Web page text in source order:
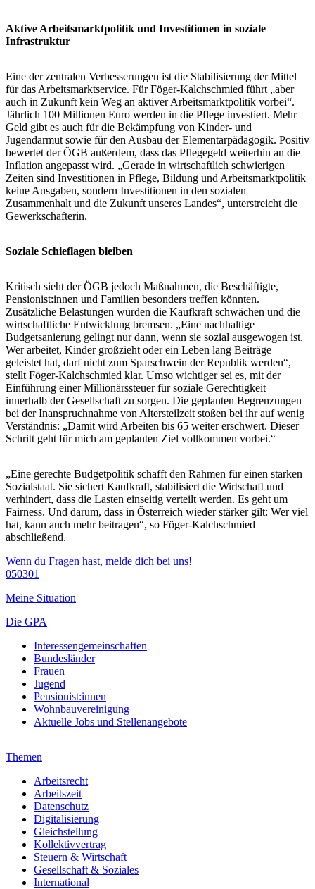
Aktive Arbeitsmarktpolitik und Investitionen in soziale
Infrastruktur
Eine der zentralen Verbesserungen ist die Stabilisierung der Mittel
für das Arbeitsmarktservice. Für Föger-Kalchschmied führt „aber
auch in Zukunft kein Weg an aktiver Arbeitsmarktpolitik vorbei“.
Jährlich 100 Millionen Euro werden in die Pflege investiert. Mehr
Geld gibt es auch für die Bekämpfung von Kinder- und
Jugendarmut sowie für den Ausbau der Elementarpädagogik. Positiv
bewertet der ÖGB außerdem, dass das Pflegegeld weiterhin an die
Inflation angepasst wird. „Gerade in wirtschaftlich schwierigen
Zeiten sind Investitionen in Pflege, Bildung und Arbeitsmarktpolitik
keine Ausgaben, sondern Investitionen in den sozialen
Zusammenhalt und die Zukunft unseres Landes“, unterstreicht die
Gewerkschafterin.
Soziale Schieflagen bleiben
Kritisch sieht der ÖGB jedoch Maßnahmen, die Beschäftigte,
Pensionist:innen und Familien besonders treffen könnten.
Zusätzliche Belastungen würden die Kaufkraft schwächen und die
wirtschaftliche Entwicklung bremsen. „Eine nachhaltige
Budgetsanierung gelingt nur dann, wenn sie sozial ausgewogen ist.
Wer arbeitet, Kinder großzieht oder ein Leben lang Beiträge
geleistet hat, darf nicht zum Sparschwein der Republik werden“,
stellt Föger-Kalchschmied klar. Umso wichtiger sei es, mit der
Einführung einer Millionärssteuer für soziale Gerechtigkeit
innerhalb der Gesellschaft zu sorgen. Die geplanten Begrenzungen
bei der Inanspruchnahme von Altersteilzeit stoßen bei ihr auf wenig
Verständnis: „Damit wird Arbeiten bis 65 weiter erschwert. Dieser
Schritt geht für mich am geplanten Ziel vollkommen vorbei.“
„Eine gerechte Budgetpolitik schafft den Rahmen für einen starken
Sozialstaat. Sie sichert Kaufkraft, stabilisiert die Wirtschaft und
verhindert, dass die Lasten einseitig verteilt werden. Es geht um
Fairness. Und darum, dass in Österreich wieder stärker gilt: Wer viel
hat, kann auch mehr beitragen“, so Föger-Kalchschmied
abschließend.
Wenn du Fragen hast, melde dich bei uns!
050301
Meine Situation
Die GPA
Interessengemeinschaften
Bundesländer
Frauen
Jugend
Pensionist:innen
Wohnbauvereinigung
Aktuelle Jobs und Stellenangebote
Themen
Arbeitsrecht
Arbeitszeit
Datenschutz
Digitalisierung
Gleichstellung
Kollektivvertrag
Steuern & Wirtschaft
Gesellschaft & Soziales
International